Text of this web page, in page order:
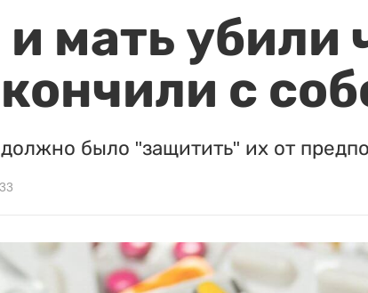
мать убили
с
было "защитить" их от